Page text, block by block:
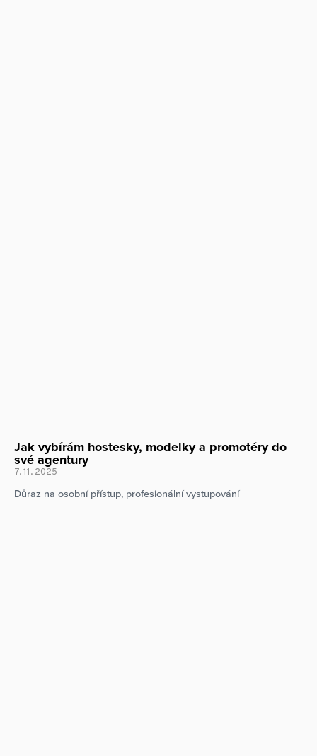
Jak vybírám hostesky, modelky a promotéry do
své agentury
7. 11. 2025
Důraz na osobní přístup, profesionální vystupování